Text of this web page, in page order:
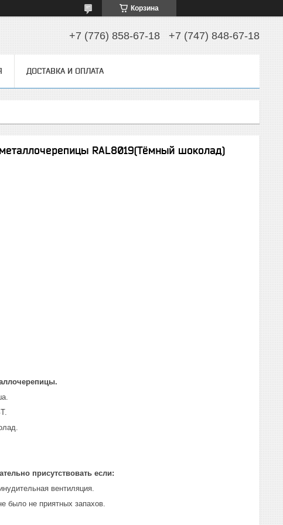
Корзина
+7 (776) 858-67-18 +7 (747) 848-67-18
ДОСТАВКА И ОПЛАТА
RAL8019(Тёмный шоколад)
присутствовать если:
вентиляция.
было не приятных запахов.